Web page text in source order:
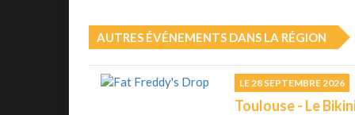
AUTRES ÉVÉNEMENTS DANS LA RÉGION
LE 28 SEPTEMBRE 2026
Toulouse - Le